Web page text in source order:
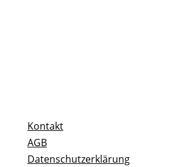
Kontakt
AGB
Datenschutzerklärung